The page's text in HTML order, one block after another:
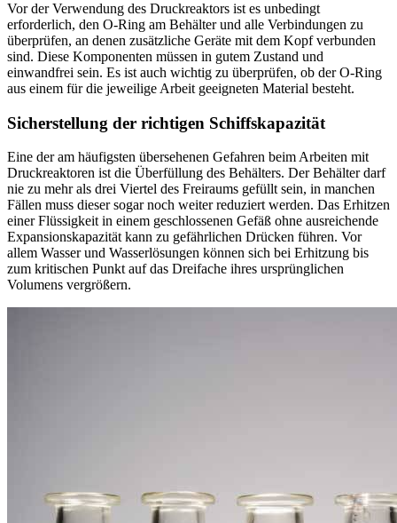
Vor der Verwendung des Druckreaktors ist es unbedingt
erforderlich, den O-Ring am Behälter und alle Verbindungen zu
überprüfen, an denen zusätzliche Geräte mit dem Kopf verbunden
sind. Diese Komponenten müssen in gutem Zustand und
einwandfrei sein. Es ist auch wichtig zu überprüfen, ob der O-Ring
aus einem für die jeweilige Arbeit geeigneten Material besteht.
Sicherstellung der richtigen Schiffskapazität
Eine der am häufigsten übersehenen Gefahren beim Arbeiten mit
Druckreaktoren ist die Überfüllung des Behälters. Der Behälter darf
nie zu mehr als drei Viertel des Freiraums gefüllt sein, in manchen
Fällen muss dieser sogar noch weiter reduziert werden. Das Erhitzen
einer Flüssigkeit in einem geschlossenen Gefäß ohne ausreichende
Expansionskapazität kann zu gefährlichen Drücken führen. Vor
allem Wasser und Wasserlösungen können sich bei Erhitzung bis
zum kritischen Punkt auf das Dreifache ihres ursprünglichen
Volumens vergrößern.